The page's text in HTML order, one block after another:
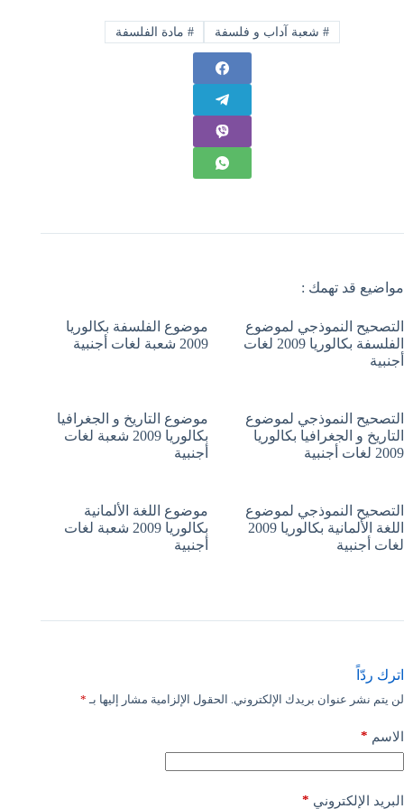
#شعبة آداب و فلسفة # مادة الفلسفة
مواضيع قد تهمك :
التصحيح النموذجي لموضوع
الفلسفة بكالوريا 2009 لغات
أجنبية
موضوع الفلسفة بكالوريا
2009 شعبة لغات أجنبية
التصحيح النموذجي لموضوع
التاريخ و الجغرافيا بكالوريا
2009 لغات أجنبية
موضوع التاريخ و الجغرافيا
بكالوريا 2009 شعبة لغات
أجنبية
التصحيح النموذجي لموضوع
اللغة الألمانية بكالوريا 2009
لغات أجنبية
موضوع اللغة الألمانية
بكالوريا 2009 شعبة لغات
أجنبية
اترك ردّاً
لن يتم نشر عنوان بريدك الإلكتروني. الحقول الإلزامية مشار إليها بـ *
الاسم *
البريد الإلكتروني *